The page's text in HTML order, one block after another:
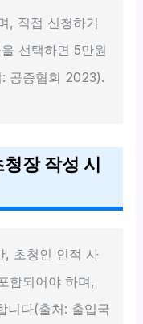
, 직접 신청하거
선택하면 5만원
공증협회 2023).
장 작성 시
, 초청인 인적 사
함되어야 하며,
니다(출처: 출입국